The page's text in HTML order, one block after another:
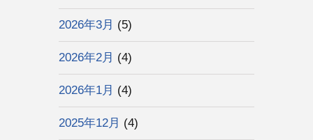
2026年3月 (5)
2026年2月 (4)
2026年1月 (4)
2025年12月 (4)